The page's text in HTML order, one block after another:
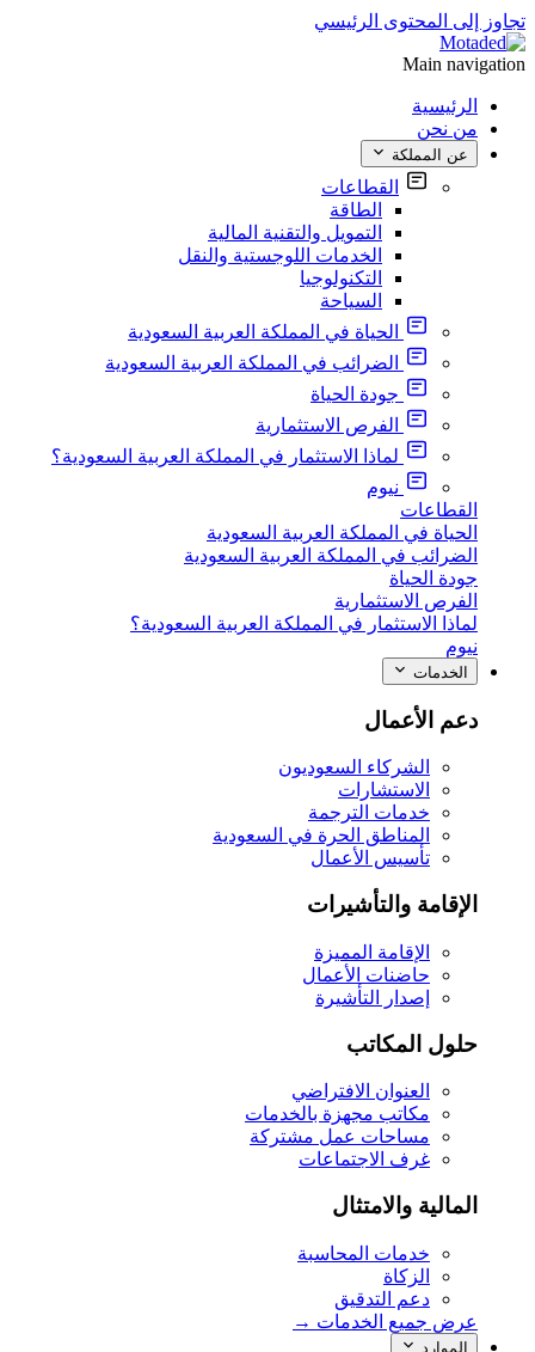
تجاوز إلى المحتوى الرئيسي
Main navigation
الرئيسية
من نحن
عن المملكة
القطاعات
الطاقة
التمويل والتقنية المالية
الخدمات اللوجستية والنقل
التكنولوجيا
السياحة
الحياة في المملكة العربية السعودية
الضرائب في المملكة العربية السعودية
جودة الحياة
الفرص الاستثمارية
لماذا الاستثمار في المملكة العربية السعودية؟
نيوم
القطاعات
الحياة في المملكة العربية السعودية
الضرائب في المملكة العربية السعودية
جودة الحياة
الفرص الاستثمارية
لماذا الاستثمار في المملكة العربية السعودية؟
نيوم
الخدمات
دعم الأعمال
الشركاء السعوديون
الاستشارات
خدمات الترجمة
المناطق الحرة في السعودية
تأسيس الأعمال
الإقامة والتأشيرات
الإقامة المميزة
حاضنات الأعمال
إصدار التأشيرة
حلول المكاتب
العنوان الافتراضي
مكاتب مجهزة بالخدمات
مساحات عمل مشتركة
غرف الاجتماعات
المالية والامتثال
خدمات المحاسبة
الزكاة
دعم التدقيق
عرض جميع الخدمات →
الموارد